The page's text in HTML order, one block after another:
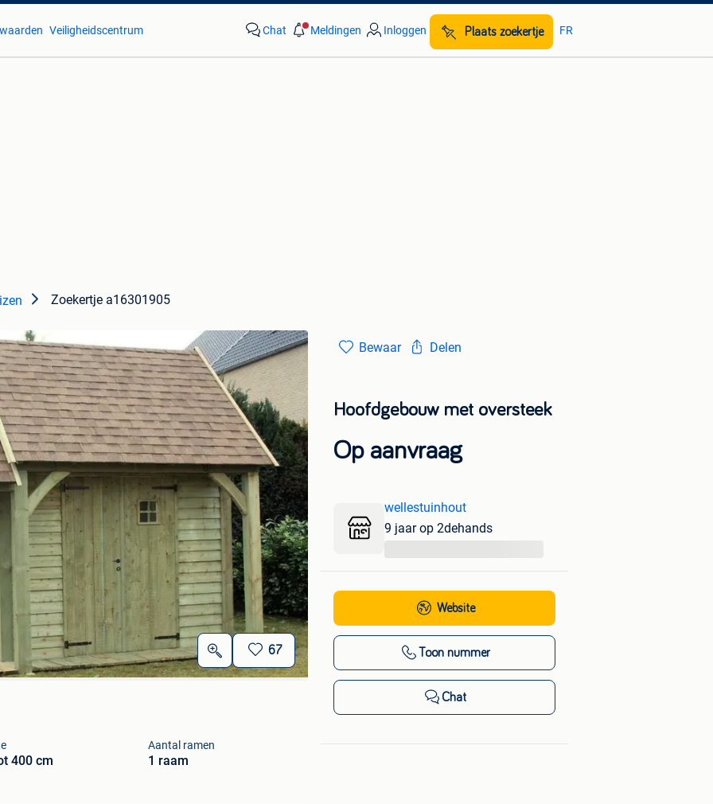
Veiligheidscentrum Chat Meldingen Inloggen Plaats zoekertje FR
Zoekertje a16301905
67
400 cm
Aantal ramen
1 raam
Bewaar Delen
Hoofdgebouw met oversteek
Op aanvraag
wellestuinhout
9 jaar op 2dehands
Website
Toon nummer
Chat